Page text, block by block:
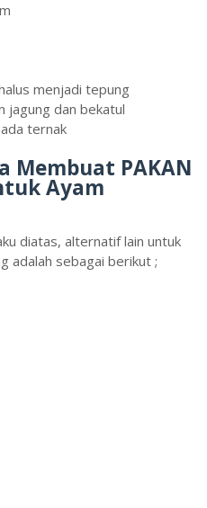
menjadi tepung
dan bekatul
ternak
PAKAN
Ayam
diatas, alternatif lain untuk
adalah sebagai berikut ;